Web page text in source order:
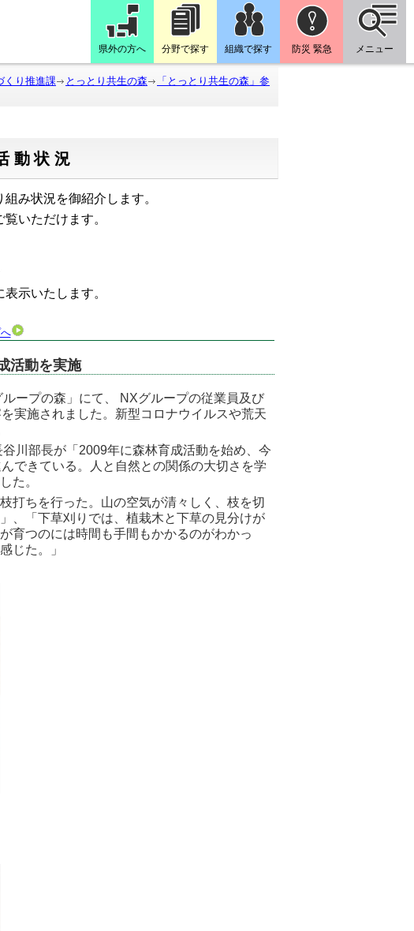
県外の方へ 分野で探す 組織で探す 防災 緊急 メニュー
くり推進課 とっとり共生の森
「とっとり共生の森」参
動状況
み状況を御紹介します。
いただけます。
表示いたします。
活動を実施
ループの森」にて、 NXグループの従業員及び
実施されました。新型コロナウイルスや荒天
川部長が「 2009年に森林育成活動を始め、今
できている。人と自然との関係の大切さを学
た。
打ちを行った。山の空気が清々しく、枝を切
、「下草刈りでは、植栽木と下草の見分けが
育つのには時間も手間もかかるのがわかっ
じた。」